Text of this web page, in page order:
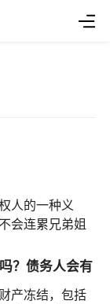
人的一种义
会连累兄弟姐
？债务人会有
产冻结，包括